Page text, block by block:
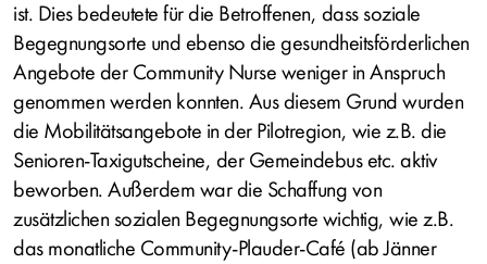
ist. Dies bedeutete für die Betroffenen, dass soziale
Begegnungsorte und ebenso die gesundheitsförderlichen
Angebote der Community Nurse weniger in Anspruch
genommen werden konnten. Aus diesem Grund wurden
die Mobilitätsangebote in der Pilotregion, wie z.B. die
Senioren-Taxigutscheine, der Gemeindebus etc. aktiv
beworben. Außerdem war die Schaffung von
zusätzlichen sozialen Begegnungsorte wichtig, wie z.B.
das monatliche Community-Plauder-Café (ab Jänner